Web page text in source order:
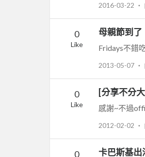
2016-03-22 ‧
0
Like
母親節到了
2013-05-07 ‧
0
Like
[分享不分
感謝~不過
2012-02-02 ‧
0 卡巴斯基